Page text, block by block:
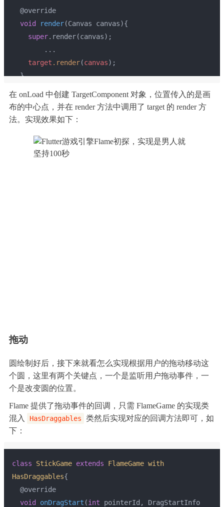
  @override
void
render(Canvas canvas){
super.render(canvas);
        ...
target .render(canvas);
  }
在 onLoad 中创建 TargetComponent 对象，位置传入的是画
布的中心点，并在 render 方法中调用了 target 的 render 方
法。实现效果如下：
拖动
圆绘制好后，接下来就看怎么实现根据用户的拖动移动这
个圆，这里有两个关键点，一个是监听用户拖动事件，一
个是改变圆的位置。
Flame 提供了拖动事件的回调，只需 FlameGame 的实现类
混入
HasDraggables
类然后实现对应的回调方法即可，如
下：
class StickGame extends FlameGame with
HasDraggables{
  @override
void
onDragStart (int pointerId, DragStartInfo